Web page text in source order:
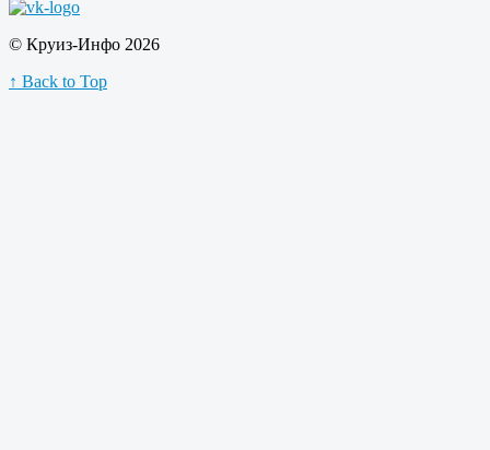
© Круиз-Инфо 2026
↑ Back to Top